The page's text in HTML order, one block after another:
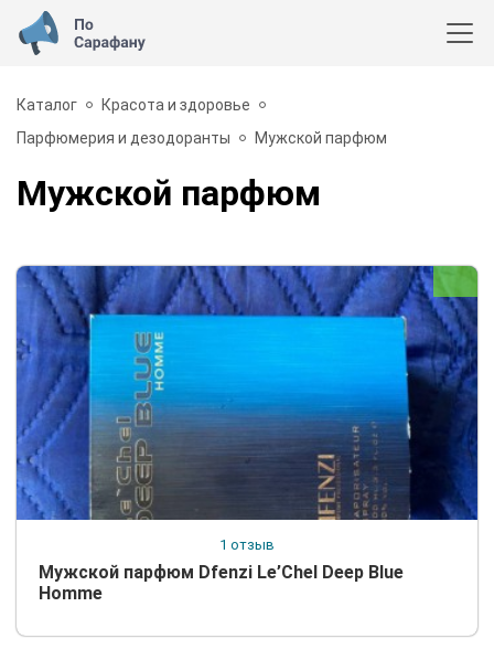
Каталог
Красота и здоровье
Парфюмерия и дезодоранты
Мужской парфюм
Мужской парфюм
1 отзыв
Мужской парфюм Dfenzi Le’Chel Deep Blue
Homme